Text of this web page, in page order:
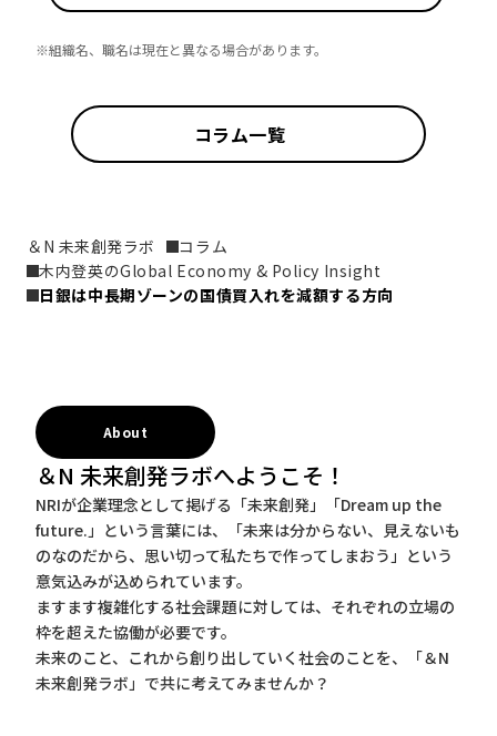
※組織名、職名は現在と異なる場合があります。
コラム一覧
＆N 未来創発ラボ
コラム
木内登英のGlobal Economy & Policy Insight
日銀は中長期ゾーンの国債買入れを減額する方向
About
＆N 未来創発ラボへようこそ！
NRIが企業理念として掲げる「未来創発」「Dream up the
future.」という言葉には、「未来は分からない、見えないも
のなのだから、思い切って私たちで作ってしまおう」という
意気込みが込められています。
ますます複雑化する社会課題に対しては、それぞれの立場の
枠を超えた協働が必要です。
未来のこと、これから創り出していく社会のことを、「＆N
未来創発ラボ」で共に考えてみませんか？